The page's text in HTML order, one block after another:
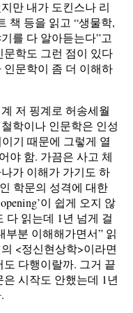
만 내가 도킨스나 리
책 등을 읽고 “생물학,
를 다 알아듣는다”고
학도 그런 점이 있다
문학이 좀 더 이해하
저 핑계로 허송세월
학이나 인문학은 인성
기 때문에 그렇게 열
야 함. 가끔은 사고 체
가 이해가 가기도 하
학문의 성격에 대한
이 쉽게 오지 않
다 읽는데 1년 넘게 걸
부분 이해해가면서” 읽
<정신현상학>이라면
다행이랄까. 그거 끝
시작도 안했는데 1년